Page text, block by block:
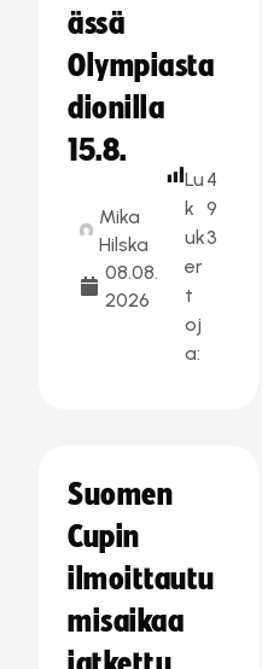
ässä
Olympiasta
dionilla
15.8.
Mika
Hilska
08.08.
2026
Lu
k
uk
er
t
oj
a:
4
9
3
Suomen
Cupin
ilmoittautu
misaikaa